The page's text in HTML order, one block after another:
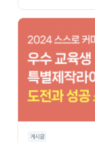
게시글